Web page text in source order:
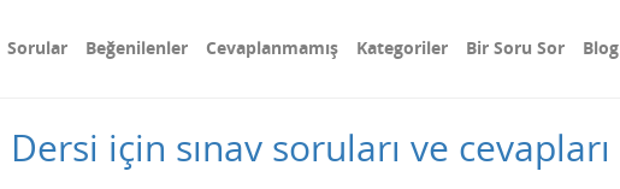
Sorular Beğenilenler Cevaplanmamış Kategoriler Bir Soru Sor Blog
için sınav soruları ve cevapları